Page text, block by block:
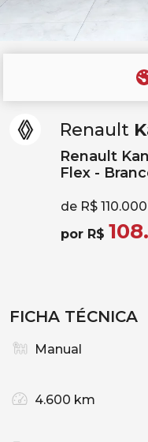
Renault
Renault
Flex -
de R$ 110.000
por R$
FICHA TÉCNICA
Manual
4.600 km